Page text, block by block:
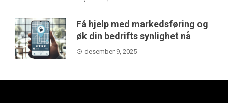
Få hjelp med markedsføring og
øk din bedrifts synlighet nå
desember 9, 2025